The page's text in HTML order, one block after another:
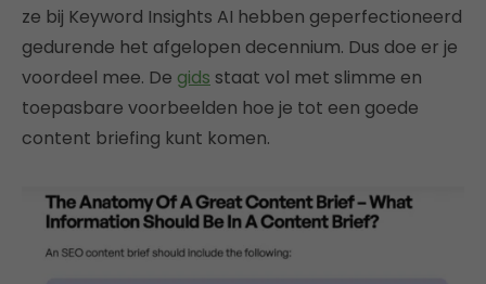
ze bij Keyword Insights AI hebben geperfectioneerd
gedurende het afgelopen decennium. Dus doe er je
voordeel mee. De gids staat vol met slimme en
toepasbare voorbeelden hoe je tot een goede
content briefing kunt komen.